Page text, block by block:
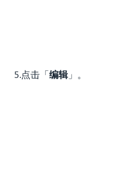
5.点击「编辑」。